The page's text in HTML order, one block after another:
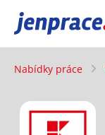
JenPráce.cz
Nabídky práce